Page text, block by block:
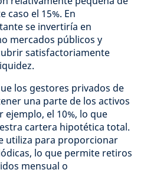
caso el 15%. En
se invertiría en
mercados públicos y
satisfactoriamente
los gestores privados de
una parte de los activos
el 10%, lo que
cartera hipotética total.
utiliza para proporcionar
lo que permite retiros
mensual o